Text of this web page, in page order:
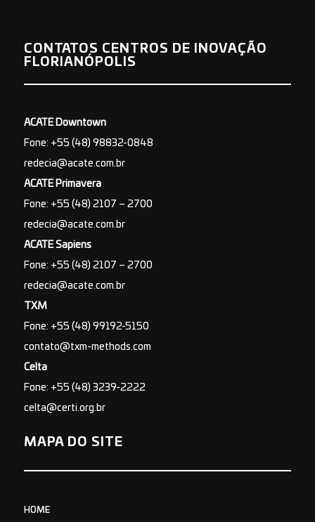
CONTATOS CENTROS DE INOVAÇÃO
FLORIANÓPOLIS
ACATE Downtown
Fone: +55 (48) 98832-0848
redecia@acate.com.br
ACATE Primavera
Fone: +55 (48) 2107 – 2700
redecia@acate.com.br
ACATE Sapiens
Fone: +55 (48) 2107 – 2700
redecia@acate.com.br
TXM
Fone: +55 (48) 99192-5150
contato@txm-methods.com
Celta
Fone: +55 (48) 3239-2222
celta@certi.org.br
MAPA DO SITE
HOME